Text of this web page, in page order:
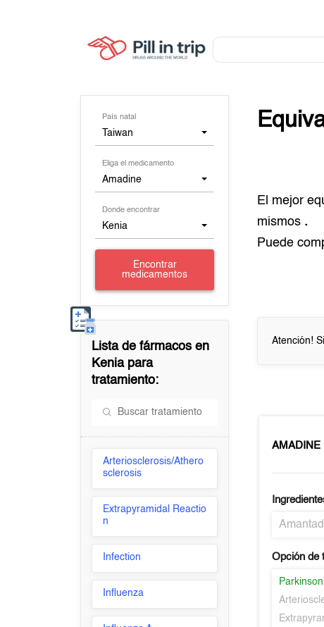
País natal
Taiwan
Eliga el medicamento
Amadine
Donde encontrar
Kenia
Encontrar
medicamentos
Lista de fármacos en
Keniapara
tratamiento:
Arteriosclerosis/Athero
sclerosis
Extrapyramidal Reactio
n
Infection
Influenza
El mejor
mismos .
Puede
Atención!
AMADINE
Opción de